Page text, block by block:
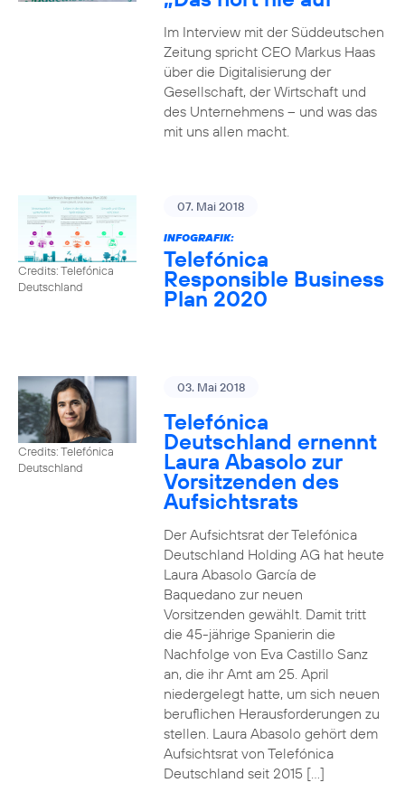
Im Interview mit der Süddeutschen
Zeitung spricht CEO Markus Haas
über die Digitalisierung der
Gesellschaft, der Wirtschaft und
des Unternehmens – und was das
mit uns allen macht.
Credits: Telefónica
Deutschland
07. Mai 2018
INFOGRAFIK:
Telefónica
Responsible Business
Plan 2020
Credits: Telefónica
Deutschland
03. Mai 2018
Telefónica
Deutschland ernennt
Laura Abasolo zur
Vorsitzenden des
Aufsichtsrats
Der Aufsichtsrat der Telefónica
Deutschland Holding AG hat heute
Laura Abasolo García de
Baquedano zur neuen
Vorsitzenden gewählt. Damit tritt
die 45-jährige Spanierin die
Nachfolge von Eva Castillo Sanz
an, die ihr Amt am 25. April
niedergelegt hatte, um sich neuen
beruflichen Herausforderungen zu
stellen. Laura Abasolo gehört dem
Aufsichtsrat von Telefónica
Deutschland seit 2015 […]